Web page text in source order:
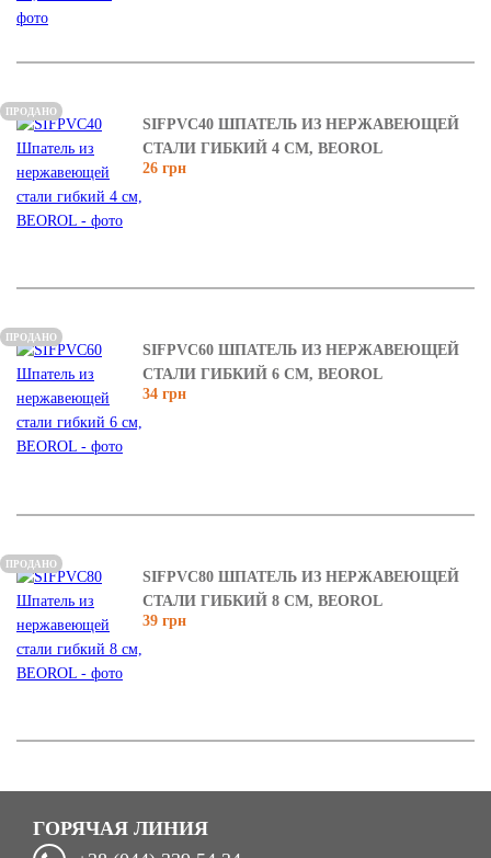
SIFPVC40 ШПАТЕЛЬ ИЗ НЕРЖАВЕЮЩЕЙ
СТАЛИ ГИБКИЙ 4 СМ, BEOROL
26 грн
ПРОДАНО
SIFPVC60 ШПАТЕЛЬ ИЗ НЕРЖАВЕЮЩЕЙ
СТАЛИ ГИБКИЙ 6 СМ, BEOROL
34 грн
ПРОДАНО
SIFPVC80 ШПАТЕЛЬ ИЗ НЕРЖАВЕЮЩЕЙ
СТАЛИ ГИБКИЙ 8 СМ, BEOROL
39 грн
ПРОДАНО
ГОРЯЧАЯ ЛИНИЯ